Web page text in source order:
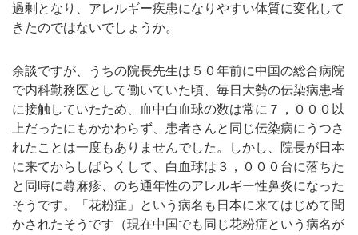
過剰となり、アレルギー疾患になりやすい体質に変化して
きたのではないでしょうか。
余談ですが、うちの院長先生は５０年前に中国の総合病院
で内科勤務医として働いていた頃、毎日大勢の伝染病患者
に接触していたため、血中白血球の数は常に７，０００以
上だったにもかかわらず、患者さんと同じ伝染病にうつさ
れたことは一度もありませんでした。しかし、院長が日本
に来てからしばらくして、白血球は３，０００台に落ちた
と同時に蕁麻疹、のち通年性のアレルギー性鼻炎になった
そうです。「花粉症」という病名も日本に来てはじめて聞
かされたそうです（現在中国でも同じ花粉症という病名が